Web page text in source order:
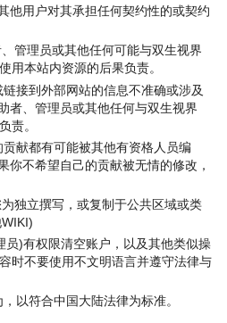
他用户对其承担任何契约性的或契约
管理员或其他任何可能与双生视界
用本站内资源的后果负责。
接到外部网站的信息不准确或涉及
者、管理员或其他任何与双生视界
责。
献都有可能被其他有资格人员编
你不希望自己的贡献被无情的修改，
独立撰写，或复制于公共区域或类
员)有权限清空账户，以及其他类似操
时不要使用不文明语言并遵守法律与
以符合中国大陆法律为标准。